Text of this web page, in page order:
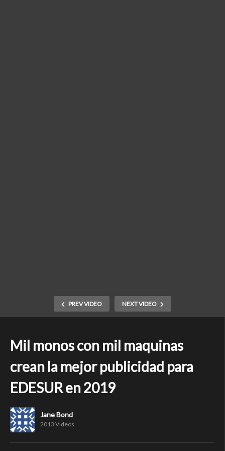
PREV VIDEO NEXT VIDEO
Mil monos con mil maquinas
crean la mejor publicidad para
EDESUR en 2019
Jane Bond
2013 Videos